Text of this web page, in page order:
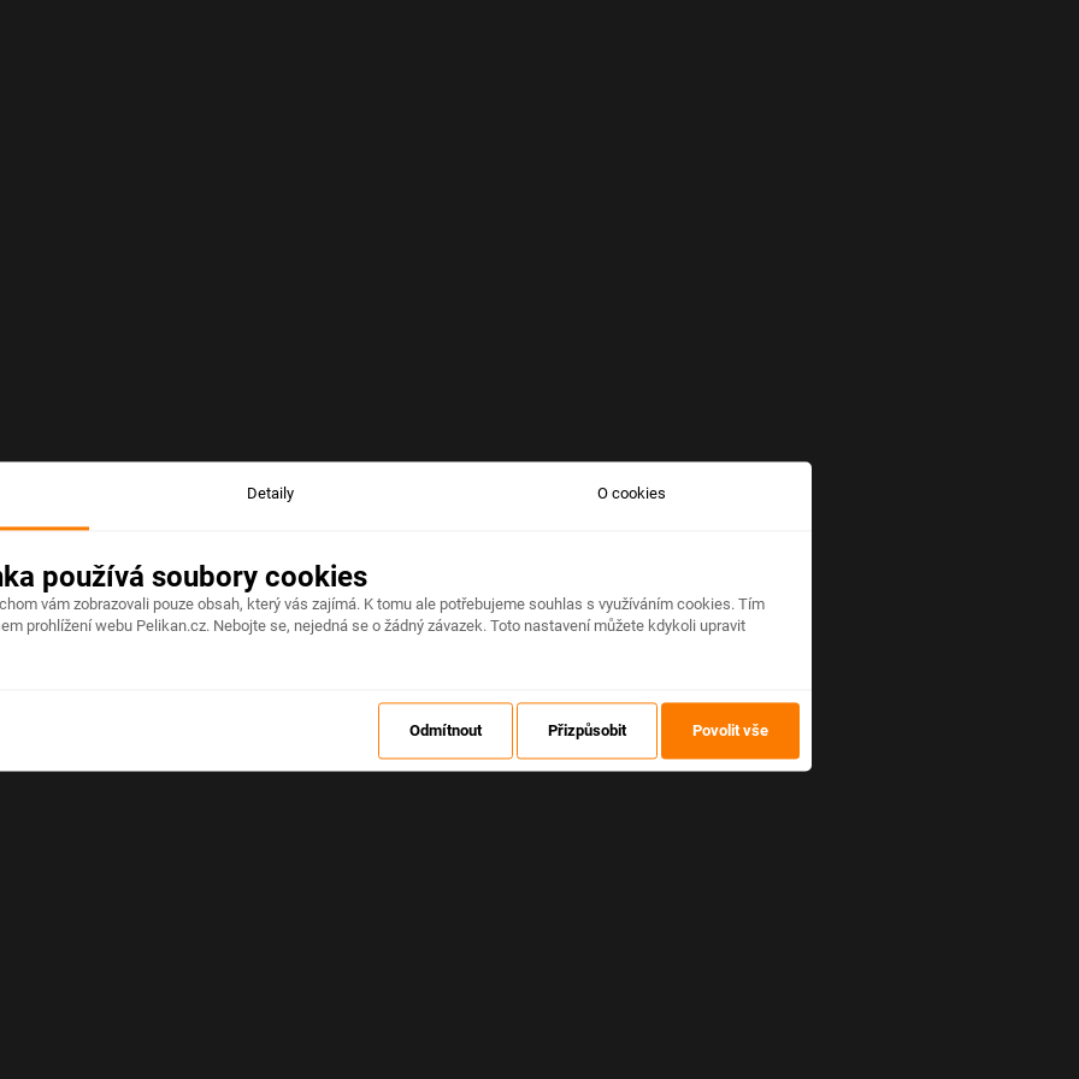
Detaily O cookies
používá soubory cookies
vám zobrazovali pouze obsah, který vás zajímá. K tomu ale potřebujeme souhlas s využíváním cookies. Tím
prohlížení webu Pelikan.cz. Nebojte se, nejedná se o žádný závazek. Toto nastavení můžete kdykoli upravit
Odmítnout Přizpůsobit Povolit vše
Na stránce došlo k neočekávané chybě